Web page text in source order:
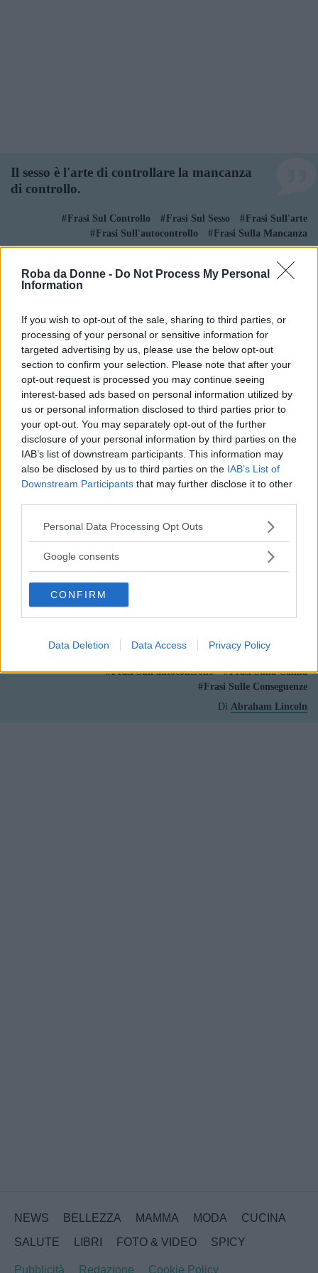
Roba da Donne - Do Not Process My Personal
Information
If you wish to opt-out of the sale, sharing to third parties, or
processing of your personal or sensitive information for
targeted advertising by us, please use the below opt-out
section to confirm your selection. Please note that after your
opt-out request is processed you may continue seeing
interest-based ads based on personal information utilized by
us or personal information disclosed to third parties prior to
your opt-out. You may separately opt-out of the further
disclosure of your personal information by third parties on the
IAB’s list of downstream participants. This information may
also be disclosed by us to third parties on the IAB’s List of
Downstream Participants that may further disclose it to other
Please note that this website/app uses one or more Google
not limited to your visit or usage behaviour. You may click to
use your data for below specified purposes in below Google
consent section.
Personal Data Processing Opt Outs
Google consents
CONFIRM
Data Deletion Data Access Privacy Policy
Il sesso è l'arte di controllare la mancanza
di controllo.
Frasi Sul Controllo Frasi Sul Sesso
Frasi Sull'arte
Frasi Sull'autocontrollo
Frasi Sulla Mancanza
possedere nulla, ma controllare tutto.
Frasi Sul Controllo
Frasi Sul Successo
Frasi Sull'autocontrollo
Di Nelson Rockefeller
Il successo nelle imprese è assicurato dalla
padronanza di sé con cui si compiono.
Frasi Motivazionali
Frasi Sull'autocontrollo
Frasi Sulle Grandi Imprese
Baltasar Gracián
Se un uomo è deciso a dare il massimo di
se stesso, non ha tempo da perdere in liti
personali e non può permettersi le
calma e l'autocontrollo.
Frasi Sull'autocontrollo
Frasi Sulla Calma
Frasi Sulle Conseguenze
Di Abraham Lincoln
NEWS BELLEZZA MAMMA MODA
CUCINA
SALUTE
LIBRI FOTO & VIDEO SPICY
Pubblicità Redazione Cookie Policy